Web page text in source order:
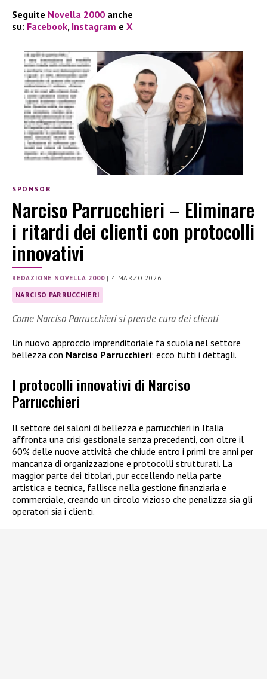
Seguite Novella 2000 anche
su: Facebook, Instagram e X.
SPONSOR
Narciso Parrucchieri – Eliminare
i ritardi dei clienti con protocolli
innovativi
REDAZIONE NOVELLA 2000|4 MARZO 2026
NARCISO PARRUCCHIERI
Come Narciso Parrucchieri si prende cura dei clienti
Un nuovo approccio imprenditoriale fa scuola nel settore
bellezza con Narciso Parrucchieri: ecco tutti i dettagli.
I protocolli innovativi di Narciso
Parrucchieri
Il settore dei saloni di bellezza e parrucchieri in Italia
affronta una crisi gestionale senza precedenti, con oltre il
60% delle nuove attività che chiude entro i primi tre anni per
mancanza di organizzazione e protocolli strutturati. La
maggior parte dei titolari, pur eccellendo nella parte
artistica e tecnica, fallisce nella gestione finanziaria e
commerciale, creando un circolo vizioso che penalizza sia gli
operatori sia i clienti.